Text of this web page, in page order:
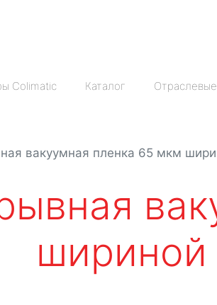
Colimatic Каталог
вакуумная пленка 65 мкм